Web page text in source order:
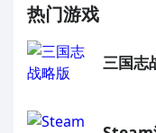
热门游戏
三国志